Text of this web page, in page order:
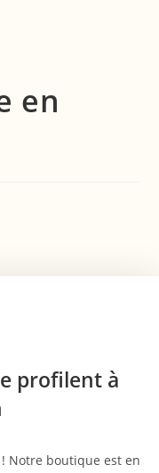
en
profilent à
Notre boutique est en